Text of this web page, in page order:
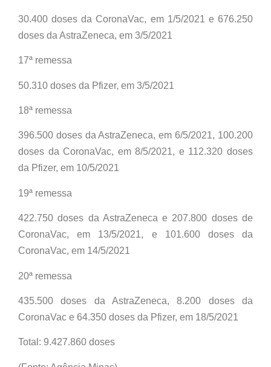
30.400 doses da CoronaVac, em 1/5/2021 e 676.250
doses da AstraZeneca, em 3/5/2021
17ª remessa
50.310 doses da Pfizer, em 3/5/2021
18ª remessa
396.500 doses da AstraZeneca, em 6/5/2021, 100.200
doses da CoronaVac, em 8/5/2021, e 112.320 doses
da Pfizer, em 10/5/2021
19ª remessa
422.750 doses da AstraZeneca e 207.800 doses de
CoronaVac, em 13/5/2021, e 101.600 doses da
CoronaVac, em 14/5/2021
20ª remessa
435.500 doses da AstraZeneca, 8.200 doses da
CoronaVac e 64.350 doses da Pfizer, em 18/5/2021
Total: 9.427.860 doses